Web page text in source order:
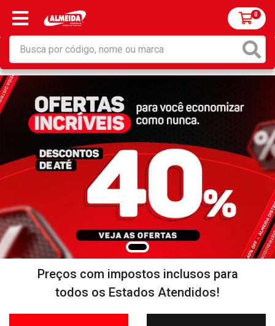
0
Preços com impostos inclusos para
todos os Estados Atendidos!